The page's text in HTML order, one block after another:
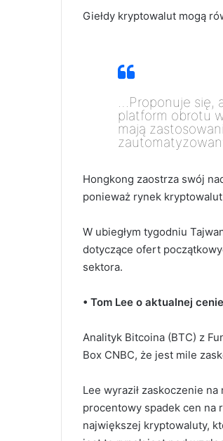
Giełdy kryptowalut mogą
…Proponuje się,
platform obrotu
mają
Hongkong zaostrza swój
ponieważ rynek
W ubiegłym tygodniu
dotyczące ofert
sektora.
• Tom Lee o aktualnej
Analityk Bitcoina (BTC) z
Box CNBC, że jest mile
Lee wyraził zaskoczenie
procentowy spadek cen na
największej kryptowaluty,